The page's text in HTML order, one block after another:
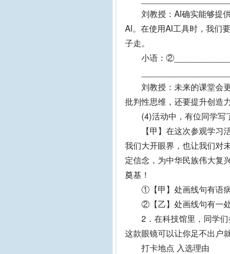
刘教授：AI确实能够提供
AI。在使用AI工具时，我们
子走。
小语：
刘教授：未来的课堂会更
批判性思维，还要提升创造
(4)活动中，有位同学写
【甲】在这次参观学习活
我们大开眼界，也让我们对
定信念，为中华民族伟大复
奠基！
①【甲】处画线句有语病
②【乙】处画线句有一处
2．在科技馆里，同学们
这款眼镜可以让你足不出户
打卡地点 入选理由